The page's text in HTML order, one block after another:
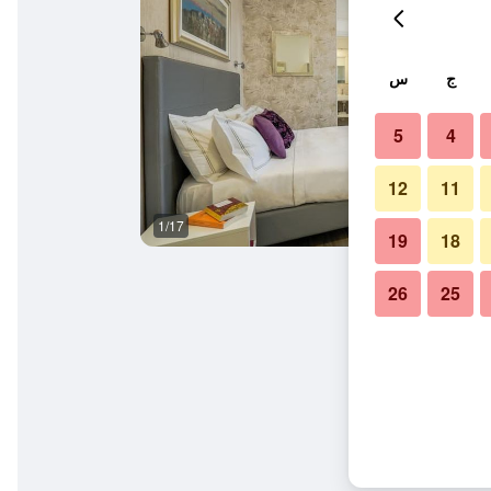
1/17
ج س
4
5
11
12
18
19
25
26